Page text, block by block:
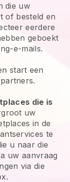
die uw
of besteld en
eerdere
geboekt
e-mails.
start een
die is
uw
in de
te
u naar die
uw aanvraag
via die